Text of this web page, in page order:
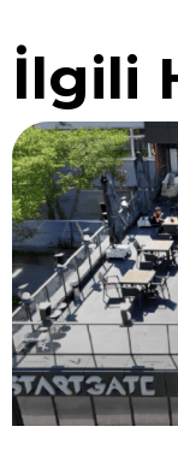
İlgili